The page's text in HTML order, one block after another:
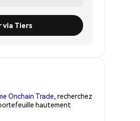
via Tiers
Onchain Trade, recherchez
hautement